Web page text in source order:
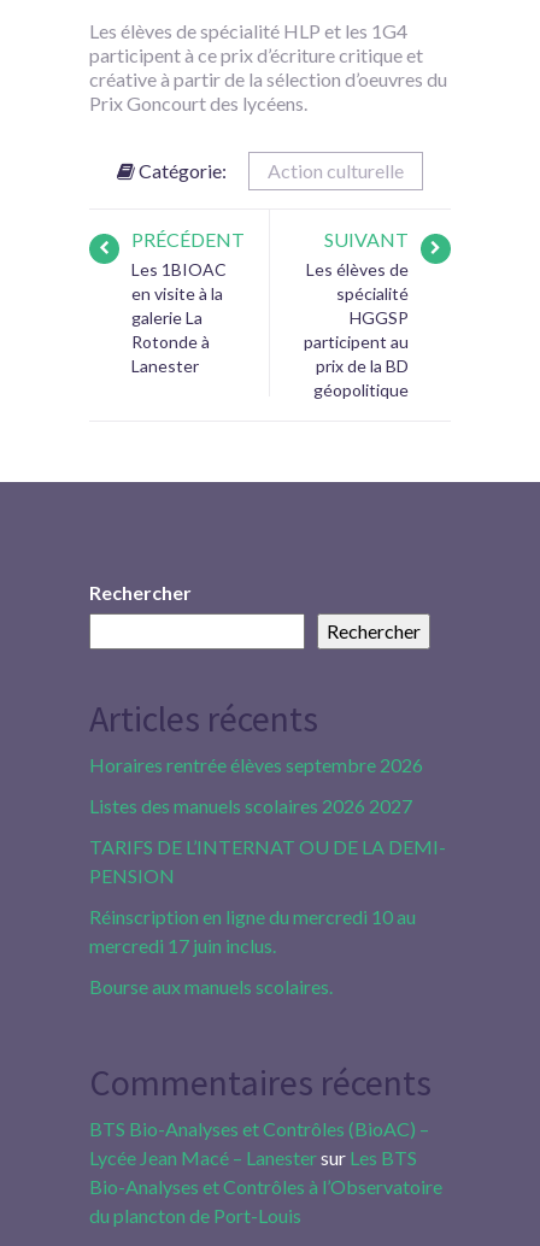
Les élèves de spécialité HLP et les 1G4
participent à ce prix d’écriture critique et
créative à partir de la sélection d’oeuvres du
Prix Goncourt des lycéens.
Catégorie: Action culturelle
PRÉCÉDENT
Les 1BIOAC
en visite à la
galerie La
Rotonde à
Lanester
SUIVANT
Les élèves de
spécialité
HGGSP
participent au
prix de la BD
géopolitique
Rechercher
Rechercher
Articles récents
Horaires rentrée élèves septembre 2026
Listes des manuels scolaires 2026 2027
TARIFS DE L’INTERNAT OU DE LA DEMI-
PENSION
Réinscription en ligne du mercredi 10 au
mercredi 17 juin inclus.
Bourse aux manuels scolaires.
Commentaires récents
BTS Bio-Analyses et Contrôles (BioAC) –
Lycée Jean Macé – Lanestersur Les BTS
Bio-Analyses et Contrôles à l’Observatoire
du plancton de Port-Louis